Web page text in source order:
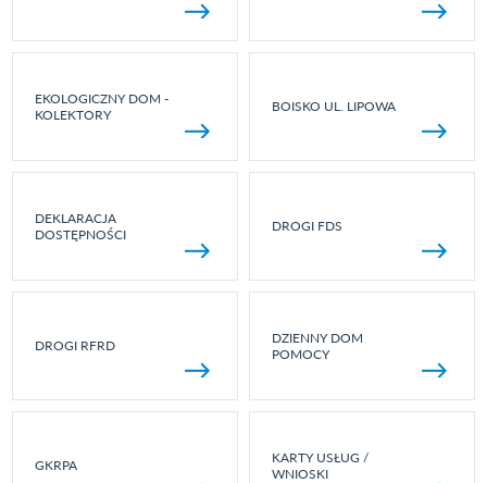
EKOLOGICZNY DOM -
KOLEKTORY
BOISKO UL. LIPOWA
DEKLARACJA
DOSTĘPNOŚCI
DROGI FDS
DROGI RFRD
DZIENNY DOM
POMOCY
GKRPA
KARTY USŁUG /
WNIOSKI